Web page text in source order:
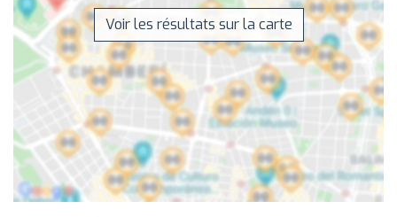
Voir les résultats sur la carte